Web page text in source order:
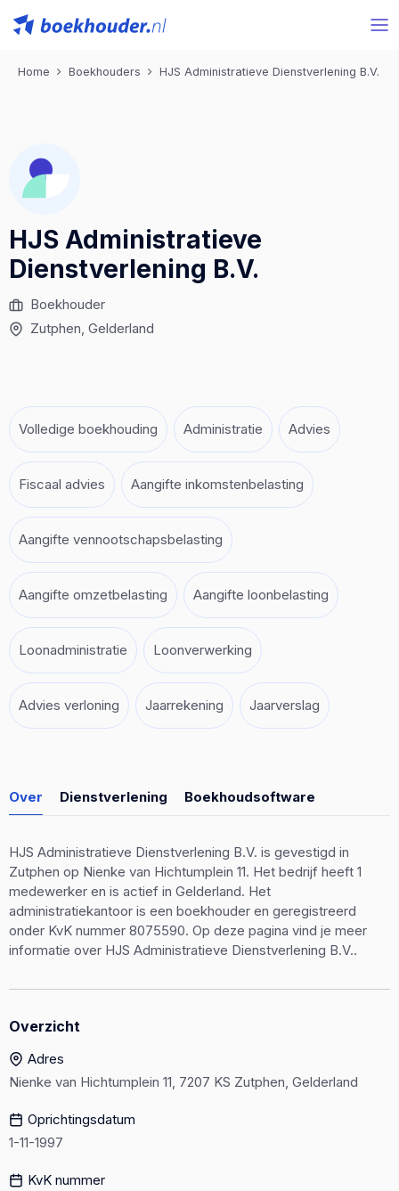
Home Boekhouders HJS Administratieve Dienstverlening B.V.
HJS Administratieve
Dienstverlening B.V.
Boekhouder
Zutphen, Gelderland
Volledige boekhouding Administratie Advies
Fiscaal advies Aangifte inkomstenbelasting
Aangifte vennootschapsbelasting
Aangifte omzetbelasting Aangifte loonbelasting
Loonadministratie Loonverwerking
Advies verloning Jaarrekening Jaarverslag
Over Dienstverlening Boekhoudsoftware
HJS Administratieve Dienstverlening B.V. is gevestigd in
Zutphen op Nienke van Hichtumplein 11. Het bedrijf heeft 1
medewerker en is actief in Gelderland. Het
administratiekantoor is een boekhouder en geregistreerd
onder KvK nummer 8075590. Op deze pagina vind je meer
informatie over HJS Administratieve Dienstverlening B.V..
Overzicht
Adres
Nienke van Hichtumplein 11, 7207 KS Zutphen, Gelderland
Oprichtingsdatum
1-11-1997
KvK nummer